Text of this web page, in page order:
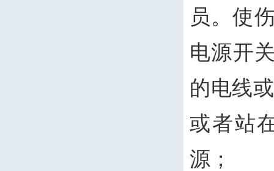
员。使
电源开
的电线
或者站
源；